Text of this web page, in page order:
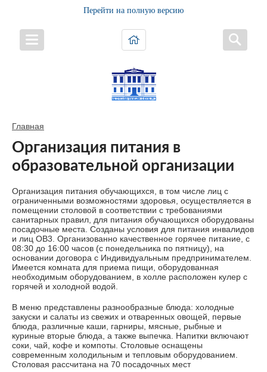
Перейти на полную версию
Главная
Организация питания в
образовательной организации
Организация питания обучающихся, в том числе лиц с
ограниченными возможностями здоровья, осуществляется в
помещении столовой в соответствии с требованиями
санитарных правил, для питания обучающихся оборудованы
посадочные места. Созданы условия для питания инвалидов
и лиц ОB3. Организованно качественное горячее питание, с
08:30 до 16:00 часов (с понедельника по пятницу), на
основании договора с Индивидуальным предпринимателем.
Имеется комната для приема пищи, оборудованная
необходимым оборудованием, в холле расположен кулер с
горячей и холодной водой.
В меню представлены разнообразные блюда: холодные
закуски и салаты из свежих и отваренных овощей, первые
блюда, различные каши, гарниры, мясные, рыбные и
куриные вторые блюда, а также выпечка. Напитки включают
соки, чай, кофе и компоты. Столовые оснащены
современным холодильным и тепловым оборудованием.
Столовая рассчитана на 70 посадочных мест